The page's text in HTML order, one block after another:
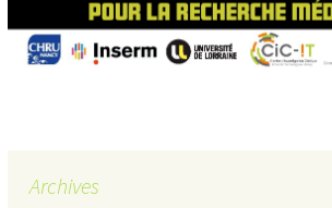
Archives